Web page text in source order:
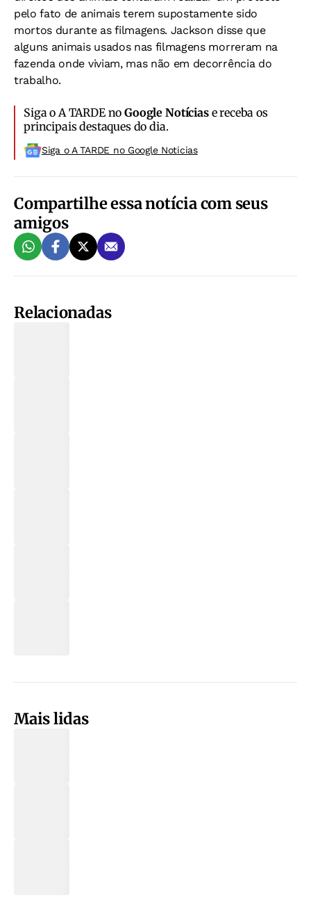
pelo fato de animais terem supostamente sido
mortos durante as filmagens. Jackson disse que
alguns animais usados nas filmagens morreram na
fazenda onde viviam, mas não em decorrência do
trabalho.
Siga o A TARDE noGoogle Notíciase receba os
principais destaques do dia.
Siga o A TARDE no Google Noticias
Compartilhe essa notícia com seus
amigos
Relacionadas
Mais lidas